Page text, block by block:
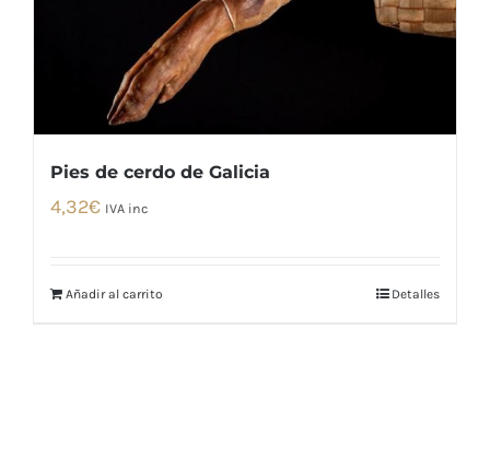
Pies de cerdo de Galicia
4,32€ IVA inc
Añadir al carrito Detalles